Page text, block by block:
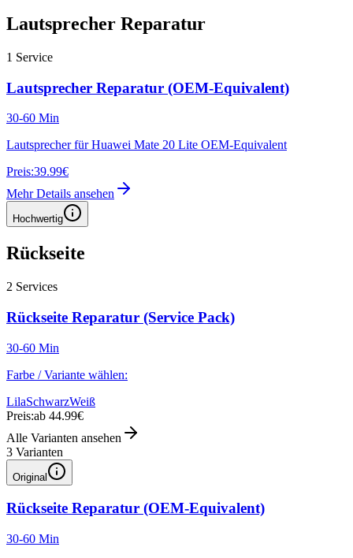
Lautsprecher Reparatur
1 Service
Lautsprecher Reparatur (OEM-Equivalent)
30-60 Min
Lautsprecher für Huawei Mate 20 Lite OEM-Equivalent
Preis:39.99€
Mehr Details ansehen
Hochwertig
Rückseite
2 Services
Rückseite Reparatur (Service Pack)
30-60 Min
Farbe / Variante wählen:
LilaSchwarzWeiß
Preis:ab 44.99€
Alle Varianten ansehen
3 Varianten
Original
Rückseite Reparatur (OEM-Equivalent)
30-60 Min